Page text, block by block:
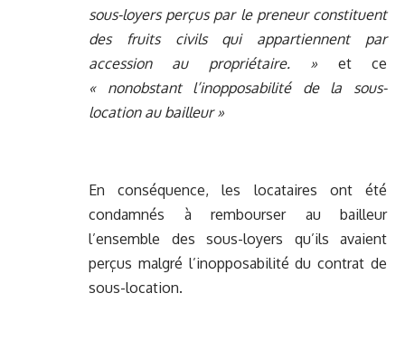
sous-loyers perçus par le preneur constituent
des fruits civils qui appartiennent par
accession au propriétaire. » et ce
« nonobstant l’inopposabilité de la sous-
location au bailleur »
En conséquence, les locataires ont été
condamnés à rembourser au bailleur
l’ensemble des sous-loyers qu’ils avaient
perçus malgré l’inopposabilité du contrat de
sous-location.